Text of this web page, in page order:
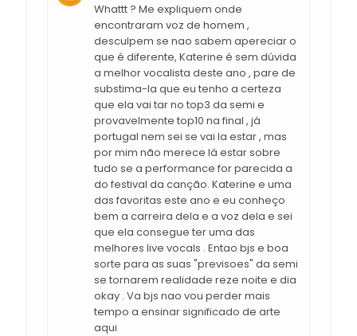
Whattt ? Me expliquem onde
encontraram voz de homem ,
desculpem se nao sabem apereciar o
que é diferente, Katerine é sem dúvida
a melhor vocalista deste ano , pare de
substima-la que eu tenho a certeza
que ela vai tar no top3 da semi e
provavelmente top10 na final , já
portugal nem sei se vai la estar , mas
por mim não merece lá estar sobre
tudo se a performance for parecida a
do festival da canção. Katerine e uma
das favoritas este ano e eu conheço
bem a carreira dela e a voz dela e sei
que ela consegue ter uma das
melhores live vocals . Entao bjs e boa
sorte para as suas "previsoes" da semi
se tornarem realidade reze noite e dia
okay . Va bjs nao vou perder mais
tempo a ensinar significado de arte
aqui